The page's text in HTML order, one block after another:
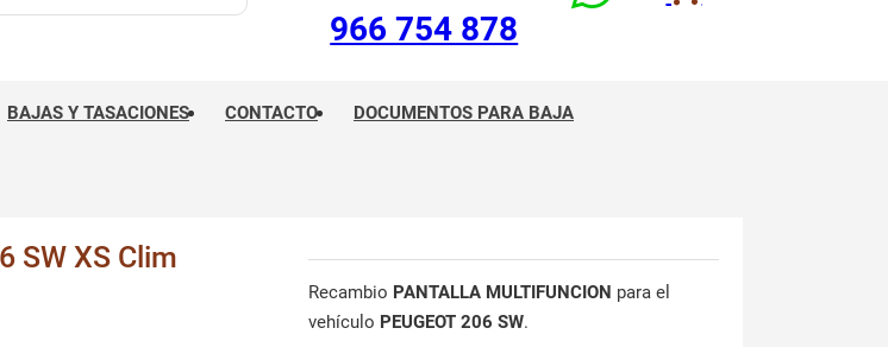
966 754 878
BAJAS Y TASACIONES CONTACTO DOCUMENTOS PARA BAJA
SW XS Clim
Recambio PANTALLA MULTIFUNCION para el
vehículo PEUGEOT 206 SW.